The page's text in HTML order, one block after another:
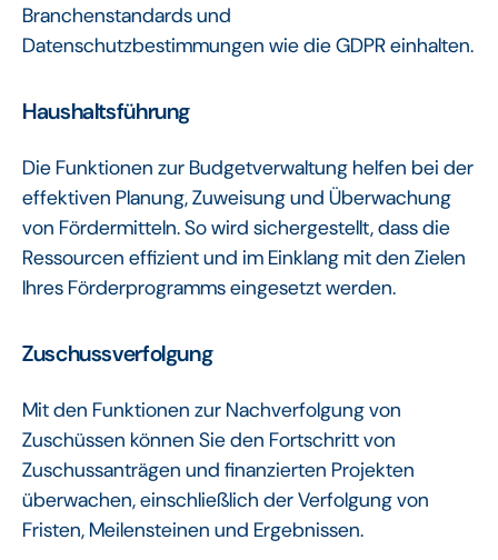
Branchenstandards und
Datenschutzbestimmungen wie die GDPR einhalten.
Haushaltsführung
Die Funktionen zur Budgetverwaltung helfen bei der
effektiven Planung, Zuweisung und Überwachung
von Fördermitteln. So wird sichergestellt, dass die
Ressourcen effizient und im Einklang mit den Zielen
Ihres Förderprogramms eingesetzt werden.
Zuschussverfolgung
Mit den Funktionen zur Nachverfolgung von
Zuschüssen können Sie den Fortschritt von
Zuschussanträgen und finanzierten Projekten
überwachen, einschließlich der Verfolgung von
Fristen, Meilensteinen und Ergebnissen.